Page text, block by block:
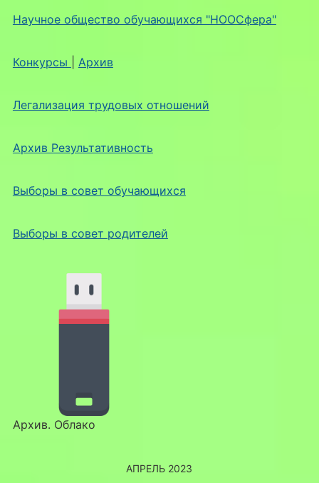
Научное общество обучающихся "НООСфера"
Конкурсы Архив
Легализация трудовых отношений
Архив Результативность
Выборы в совет обучающихся
Выборы в совет родителей
Архив. Облако
АПРЕЛЬ 2023